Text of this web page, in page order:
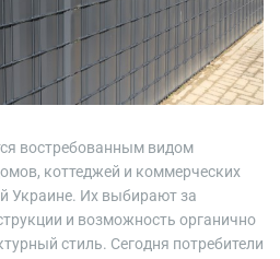
востребованным видом
коттеджей и коммерческих
Украине. Их выбирают за
и возможность органично
стиль. Сегодня потребители